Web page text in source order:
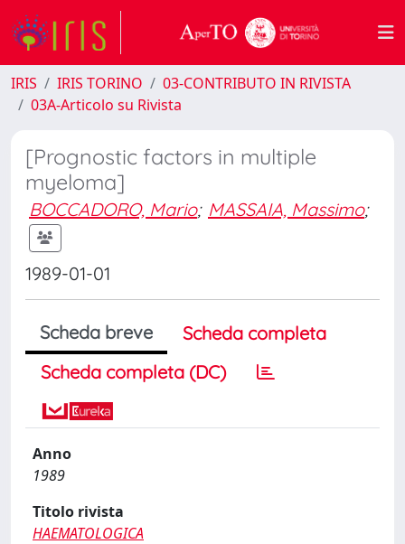
IRIS IRIS TORINO
03-CONTRIBUTO IN RIVISTA
03A-Articolo su Rivista
[Prognostic factors in multiple
myeloma]
BOCCADORO, Mario; MASSAIA, Massimo;
1989-01-01
Scheda breve
Scheda completa
Scheda completa (DC)
Anno
1989
Titolo rivista
HAEMATOLOGICA